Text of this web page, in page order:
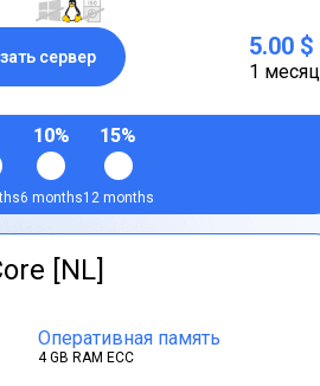
сервер 5.00 $
1 месяц
10%
6 months
15%
12 months
[NL]
Оперативная память
4 GB RAM ECC